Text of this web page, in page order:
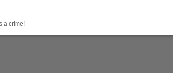
a crime!